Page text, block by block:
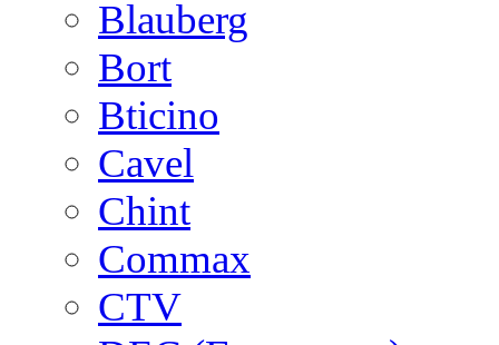
Blauberg
Bort
Bticino
Cavel
Chint
Commax
CTV